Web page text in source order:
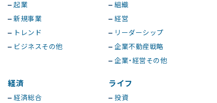
起業
新規事業
トレンド
ビジネスその他
組織
経営
リーダーシップ
企業不動産戦略
企業・経営その他
経済
経済総合
ライフ
投資